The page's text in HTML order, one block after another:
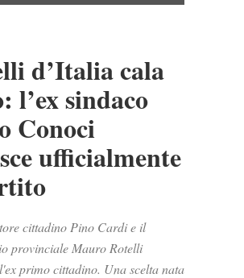
d’Italia cala
l’ex sindaco
Conoci
ufficialmente
cittadino Pino Cardi e il
provinciale Mauro Rotelli
primo cittadino. Una scelta nata